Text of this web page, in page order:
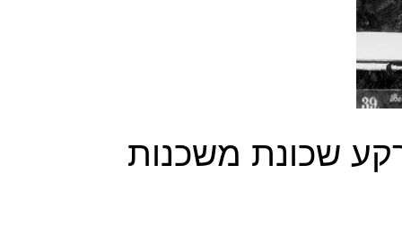
שכונת משכנות